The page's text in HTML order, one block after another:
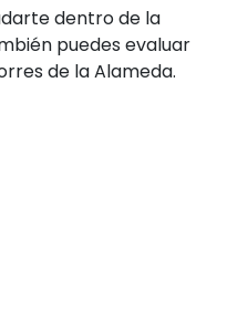
dentro de la
puedes evaluar
de la Alameda.